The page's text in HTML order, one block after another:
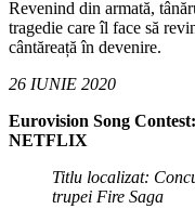
Revenind din armată,
tragedie care îl face să
cântăreață în devenire.
26 IUNIE 2020
Eurovision Song
NETFLIX
Titlu localizat:
trupei Fire Saga